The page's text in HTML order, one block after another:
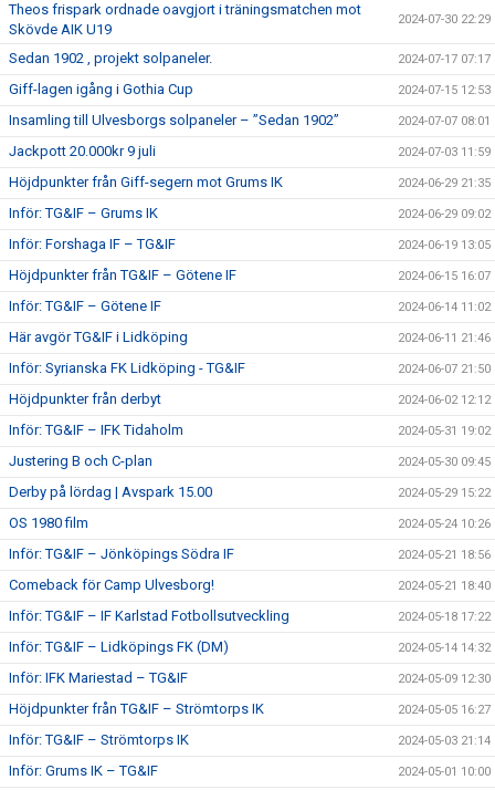
Theos frispark ordnade oavgjort i träningsmatchen mot
Skövde AIK U19
2024-07-30 22:29
Sedan 1902 , projekt solpaneler. 2024-07-17 07:17
Giff-lagen igång i Gothia Cup 2024-07-15 12:53
Insamling till Ulvesborgs solpaneler – ”Sedan 1902” 2024-07-07 08:01
Jackpott 20.000kr 9 juli 2024-07-03 11:59
Höjdpunkter från Giff-segern mot Grums IK 2024-06-29 21:35
Inför: TG&IF – Grums IK 2024-06-29 09:02
Inför: Forshaga IF – TG&IF 2024-06-19 13:05
Höjdpunkter från TG&IF – Götene IF 2024-06-15 16:07
Inför: TG&IF – Götene IF 2024-06-14 11:02
Här avgör TG&IF i Lidköping 2024-06-11 21:46
Inför: Syrianska FK Lidköping - TG&IF 2024-06-07 21:50
Höjdpunkter från derbyt 2024-06-02 12:12
Inför: TG&IF – IFK Tidaholm 2024-05-31 19:02
Justering B och C-plan 2024-05-30 09:45
Derby på lördag | Avspark 15.00 2024-05-29 15:22
OS 1980 film 2024-05-24 10:26
Inför: TG&IF – Jönköpings Södra IF 2024-05-21 18:56
Comeback för Camp Ulvesborg! 2024-05-21 18:40
Inför: TG&IF – IF Karlstad Fotbollsutveckling 2024-05-18 17:22
Inför: TG&IF – Lidköpings FK (DM) 2024-05-14 14:32
Inför: IFK Mariestad – TG&IF 2024-05-09 12:30
Höjdpunkter från TG&IF – Strömtorps IK 2024-05-05 16:27
Inför: TG&IF – Strömtorps IK 2024-05-03 21:14
Inför: Grums IK – TG&IF 2024-05-01 10:00